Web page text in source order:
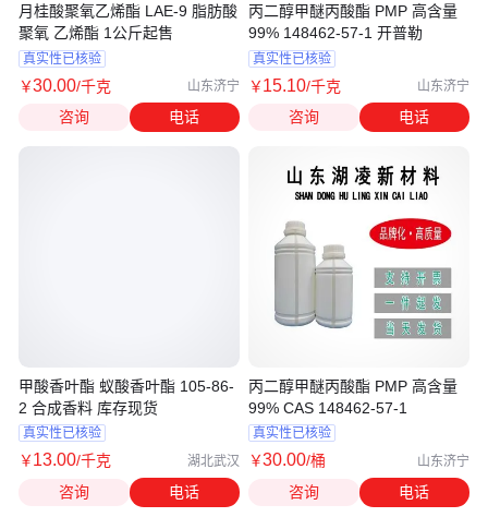
月桂酸聚氧乙烯酯 LAE-9 脂肪酸
聚氧 乙烯酯 1公斤起售
真实性已核验
￥30.00/千克 山东济宁
咨询 电话
甲酸香叶酯 蚁酸香叶酯 105-86-
2 合成香料 库存现货
真实性已核验
￥13.00/千克 湖北武汉
咨询 电话
丙二醇甲醚丙酸酯 PMP 高含量
99% 148462-57-1 开普勒
真实性已核验
￥15.10/千克 山东济宁
咨询 电话
丙二醇甲醚丙酸酯 PMP 高含量
99% CAS 148462-57-1
真实性已核验
￥30.00/桶 山东济宁
咨询 电话